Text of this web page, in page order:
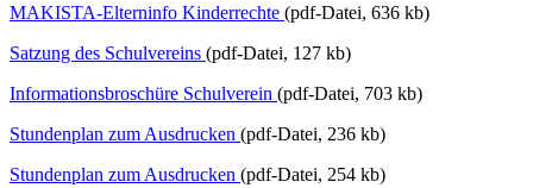
MAKISTA-Elterninfo Kinderrechte (pdf-Datei, 636 kb)
Satzung des Schulvereins (pdf-Datei, 127 kb)
Informationsbroschüre Schulverein (pdf-Datei, 703 kb)
Stundenplan zum Ausdrucken (pdf-Datei, 236 kb)
Stundenplan zum Ausdrucken (pdf-Datei, 254 kb)